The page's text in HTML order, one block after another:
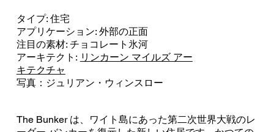
タイプ: 住宅
アプリケーション: 外部の正面
注目の素材: チョコレート氷河
アーキテクト: リンカーン マイルズ アー
キテクチャ
写真：ジュリアン・ウィンスロー
The Bunker は、ワイト島にあった第二次世界大戦のレ